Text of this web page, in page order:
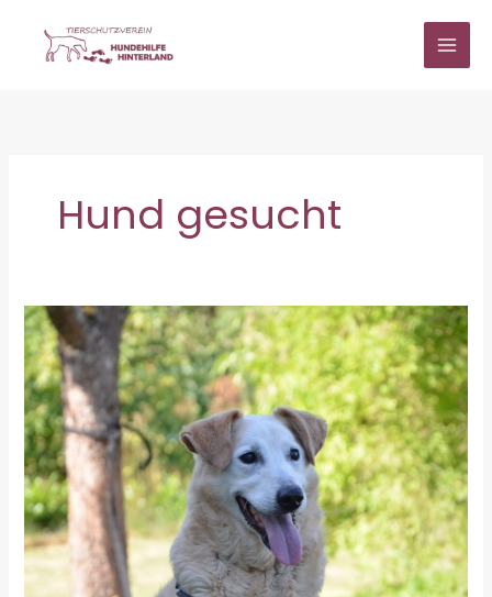
springen
Hund gesucht